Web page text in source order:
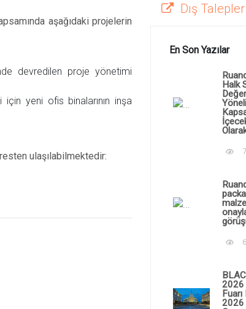
aşağıdaki projelerin
devredilen proje yönetimi
için yeni ofis binalarının inşa
ulaşılabilmektedir:
Dış
En Son Yazılar
Halk
2026
2026